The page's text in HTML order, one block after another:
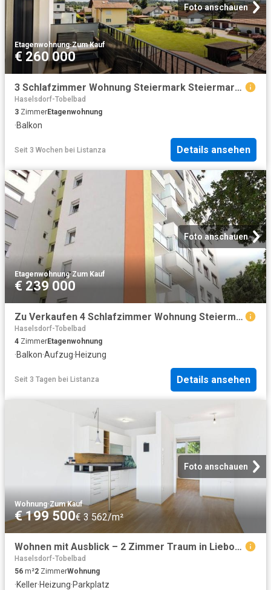
Foto anschauen
Etagenwohnung·Zum Kauf
€ 260 000
3 Schlafzimmer Wohnung Steiermark Steiermark 103881863
Haselsdorf-Tobelbad
3 ZimmerEtagenwohnung
·Balkon
Seit 3 Wochen bei Listanza Details ansehen
Foto anschauen
Etagenwohnung·Zum Kauf
€ 239 000
Zu Verkaufen 4 Schlafzimmer Wohnung Steiermark Steiermark DS104755612
Haselsdorf-Tobelbad
4 ZimmerEtagenwohnung
·Balkon·Aufzug·Heizung
Seit 3 Tagen bei Listanza Details ansehen
Foto anschauen
Wohnung·Zum Kauf
€ 199 500€ 3 562/m²
Wohnen mit Ausblick – 2 Zimmer Traum in Lieboch mit Tiefgarage!
Haselsdorf-Tobelbad
56 m²2 ZimmerWohnung
·Keller·Heizung·Parkplatz